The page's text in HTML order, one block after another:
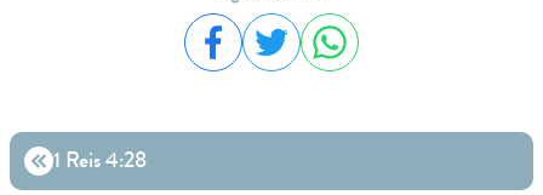
Compartilhar no Facebook
Compartilhar no Twitter
Compartilhar no
1 Reis 4:28